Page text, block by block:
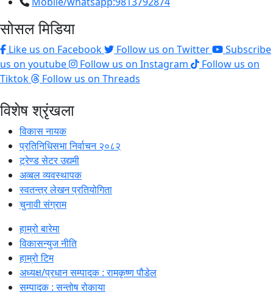
सोसल मिडिया
Like us on Facebook Follow us on Twitter
Subscribe
us on youtube
Follow us on Instagram
Follow us on
Tiktok
Follow us on Threads
विशेष श्रृंखला
विकास नायक
प्रतिनिधिसभा निर्वाचन २०८२
ट्रेण्ड सेटर उद्यमी
अव्बल व्यवस्थापक
स्वतन्त्र लेखन प्रतियोगिता
चुनावी संग्राम
हाम्रो बारेमा
विकासन्युज नीति
हाम्रो टिम
अध्यक्ष/प्रधान सम्पादक : रामकृष्ण पौडेल
सम्पादक : सन्तोष रोकाया